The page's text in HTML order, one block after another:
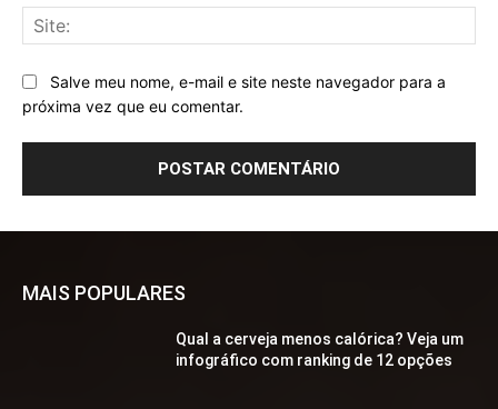
Salve meu nome, e-mail e site neste navegador para a
próxima vez que eu comentar.
MAIS POPULARES
Qual a cerveja menos calórica? Veja um
infográfico com ranking de 12 opções